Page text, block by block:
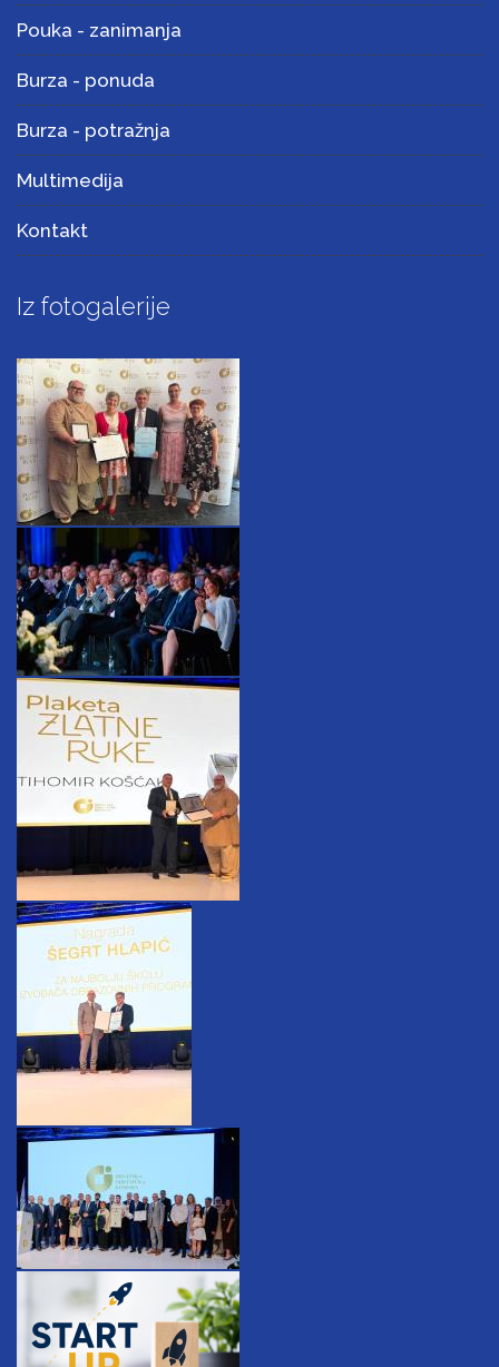
Pouka - zanimanja
Burza - ponuda
Burza - potražnja
Multimedija
Kontakt
Iz fotogalerije